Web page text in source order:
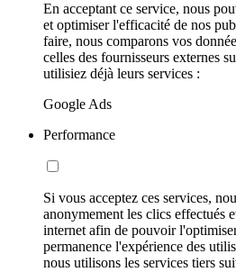
En acceptant ce service, nous
et optimiser l'efficacité de nos
faire, nous comparons vos
celles des fournisseurs externes
utilisiez déjà leurs services :
Google Ads
Performance
Si vous acceptez ces services,
anonymement les clics effectués
internet afin de pouvoir
permanence l'expérience des
nous utilisons les services tiers